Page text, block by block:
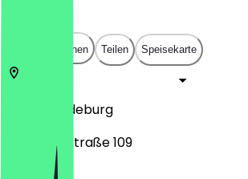
In App öffnen Teilen Speisekarte
Magdeburg
Lunochodstraße 109